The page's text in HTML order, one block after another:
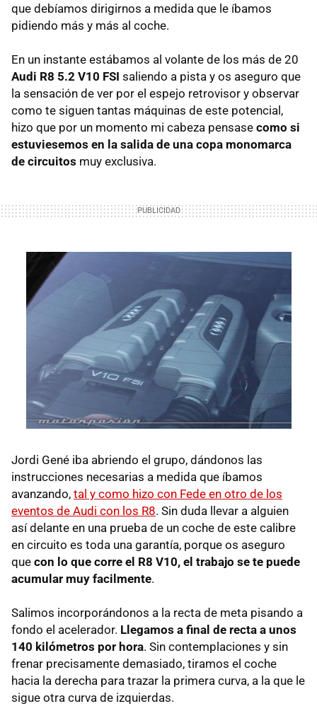
que debíamos dirigirnos a medida que le íbamos
pidiendo más y más al coche.
En un instante estábamos al volante de los más de 20
Audi R8 5.2 V10 FSI saliendo a pista y os aseguro que
la sensación de ver por el espejo retrovisor y observar
como te siguen tantas máquinas de este potencial,
hizo que por un momento mi cabeza pensase como si
estuviesemos en la salida de una copa monomarca
de circuitos muy exclusiva.
Jordi Gené iba abriendo el grupo, dándonos las
instrucciones necesarias a medida que íbamos
avanzando, tal y como hizo con Fede en otro de los
eventos de Audi con los R8. Sin duda llevar a alguien
así delante en una prueba de un coche de este calibre
en circuito es toda una garantía, porque os aseguro
que con lo que corre el R8 V10, el trabajo se te puede
acumular muy facilmente.
Salimos incorporándonos a la recta de meta pisando a
fondo el acelerador. Llegamos a final de recta a unos
140 kilómetros por hora. Sin contemplaciones y sin
frenar precisamente demasiado, tiramos el coche
hacia la derecha para trazar la primera curva, a la que le
sigue otra curva de izquierdas.